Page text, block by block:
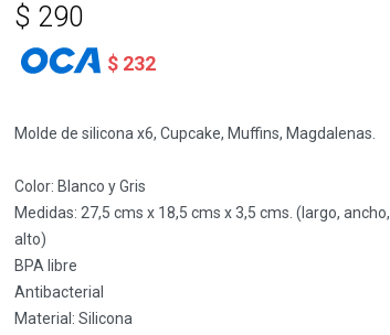
$ 290
$ 232
Molde de silicona x6, Cupcake, Muffins, Magdalenas.
Color: Blanco y Gris
Medidas: 27,5 cms x 18,5 cms x 3,5 cms. (largo, ancho,
alto)
BPA libre
Antibacterial
Material: Silicona